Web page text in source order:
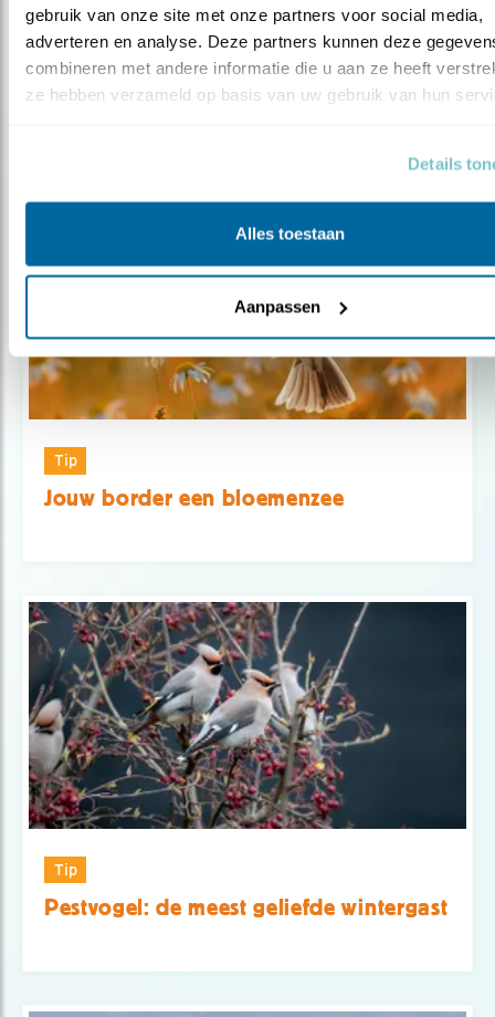
gebruik van onze site met onze partners voor social media,
adverteren en analyse. Deze partners kunnen deze
combineren met andere informatie die u aan ze heeft
ze hebben verzameld op basis van uw gebruik van hun
Details
Alles toestaan
Aanpassen
Deel dit bericht
Tip
Jouw border een bloemenzee
Tip
Pestvogel: de meest geliefde wintergast